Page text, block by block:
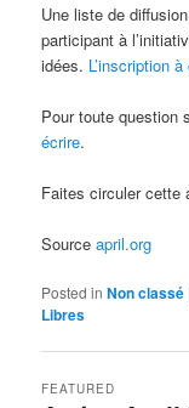
Une liste de
participant à
idées. L’inscription
Pour toute question
écrire.
Faites circuler cette
Sourceapril.org
Posted in Non classé
Libres
FEATURED